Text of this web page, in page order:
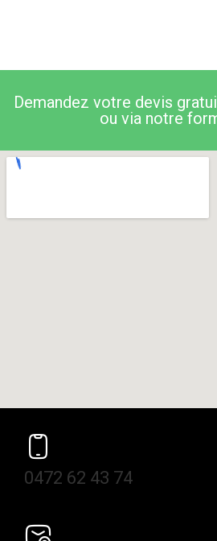
Demandez votre devis
ou via notre
0472 62 43 74